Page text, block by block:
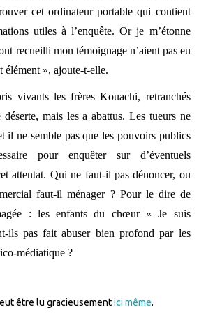
cet ordinateur portable qui contient
utiles à l’enquête. Or je m’étonne
recueilli mon témoignage n’aient pas eu
élément », ajoute-t-elle.
vivants les frères Kouachi, retranchés
mais les a abattus. Les tueurs ne
il ne semble pas que les pouvoirs publics
pour enquêter sur d’éventuels
attentat. Qui ne faut-il pas dénoncer, ou
faut-il ménager ? Pour le dire de
: les enfants du chœur « Je suis
ils pas fait abuser bien profond par les
médiatique ?
être lu gracieusementici même.